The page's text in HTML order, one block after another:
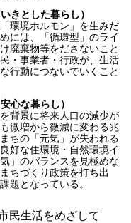
きとした暮らし）
環境ホルモン」を生みだ
には、「循環型」のライ
廃棄物等をださないこと
・事業者・行政が、生活
行動につないでいくこと
心な暮らし）
背景に将来人口の減少が
微増から微減に変わる兆
ちの「元気」が失われる
好な住環境・自然環境イ
」のバランスを見極めな
ちづくり政策を打ち出
題となっている。
民生活をめざして